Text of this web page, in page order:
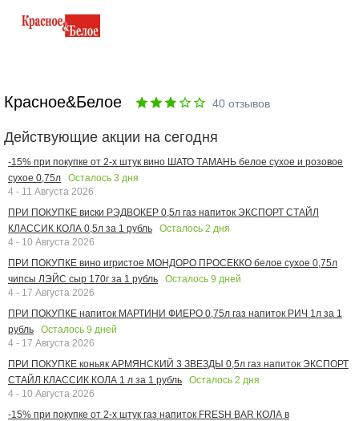
Красное&Белое 40 отзывов
Действующие акции на сегодня
-15% при покупке от 2-х штук вино ШАТО ТАМАНЬ белое сухое и розовое
сухое 0,75л
Осталось 3 дня
4 - 11 Августа 2026
ПРИ ПОКУПКЕ виски РЭДВОКЕР 0,5л газ напиток ЭКСПОРТ СТАЙЛ
КЛАССИК КОЛА 0,5л за 1 рубль
Осталось 2 дня
4 - 10 Августа 2026
ПРИ ПОКУПКЕ вино игристое МОНДОРО ПРОСЕККО белое сухое 0,75л
чипсы ЛЭЙС сыр 170г за 1 рубль
Осталось 9 дней
4 - 17 Августа 2026
ПРИ ПОКУПКЕ напиток МАРТИНИ ФИЕРО 0,75л газ напиток РИЧ 1л за 1
рубль
Осталось 9 дней
4 - 17 Августа 2026
ПРИ ПОКУПКЕ коньяк АРМЯНСКИЙ 3 ЗВЕЗДЫ 0,5л газ напиток ЭКСПОРТ
СТАЙЛ КЛАССИК КОЛА 1 л за 1 рубль
Осталось 2 дня
4 - 10 Августа 2026
-15% при покупке от 2-х штук газ напиток FRESH BAR КОЛА в